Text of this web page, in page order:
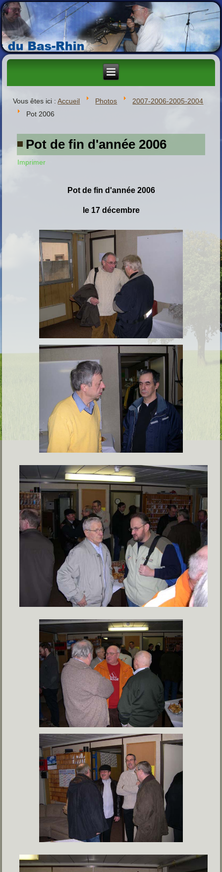
Vous êtes ici :Accueil Photos
2007-2006-2005-2004
Pot 2006
Pot de fin d'année 2006
Imprimer
Pot de fin d'année 2006
le 17 décembre